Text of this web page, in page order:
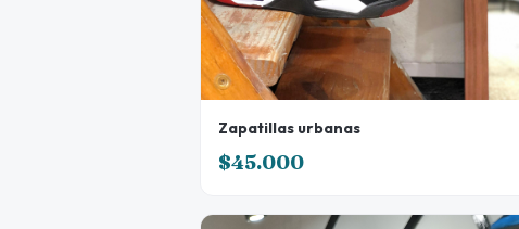
Zapatillas urbanas
$45.000